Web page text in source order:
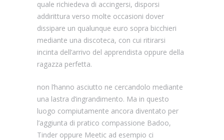
quale richiedeva di accingersi, disporsi
addirittura verso molte occasioni dover
dissipare un qualunque euro sopra bicchieri
mediante una discoteca, con cui ritirarsi
incinta dell’arrivo del apprendista oppure della
ragazza perfetta.
non l’hanno asciutto ne cercandolo mediante
una lastra d’ingrandimento. Ma in questo
luogo compiutamente ancora diventato per
l’aggiunta di pratico compassione Badoo,
Tinder oppure Meetic ad esempio ci